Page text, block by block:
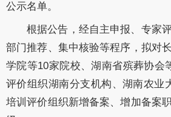
公示名单。
根据公告，经自主申报、专家
部门推荐、集中核验等程序，拟对
学院等10家院校、湖南省殡葬协会
评价组织湖南分支机构、湖南农业
培训评价组织新增备案、增加备案